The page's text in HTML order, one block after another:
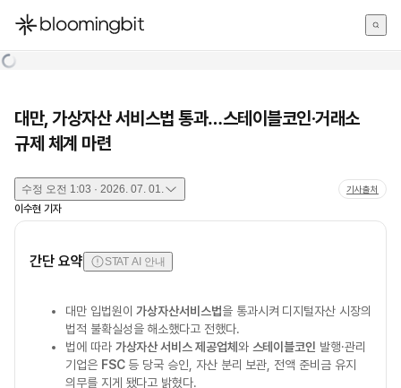
한국어
대만, 가상자산 서비스법 통과…스테이블코인·거래소
규제 체계 마련
수정 오전 1:03 · 2026. 07. 01. 기사출처
이수현 기자
간단 요약 STAT AI 안내
대만 입법원이가상자산서비스법을 통과시켜 디지털자산 시장의
법적 불확실성을 해소했다고 전했다.
법에 따라 가상자산 서비스 제공업체 와 스테이블코인 발행·관리
기업은 FSC등 당국 승인, 자산 분리 보관, 전액 준비금 유지
의무를 지게 됐다고 밝혔다.